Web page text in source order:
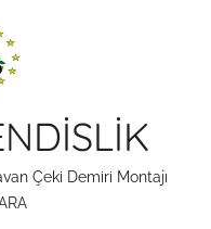
Çeki Demiri Montajı